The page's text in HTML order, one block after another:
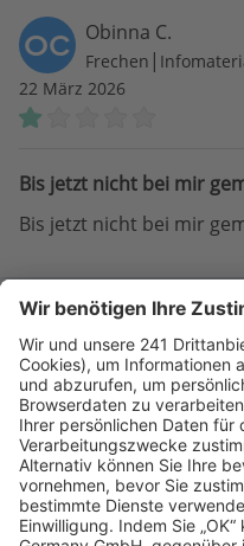
OC Obinna C.
Frechen |
22 März 2026
Bis jetzt nicht bei mir
Bis jetzt nicht bei mir
AB Anja B.
Leichlingen
11 Mai 2024
Höflich aber baut leider
Höflich aber baut leider